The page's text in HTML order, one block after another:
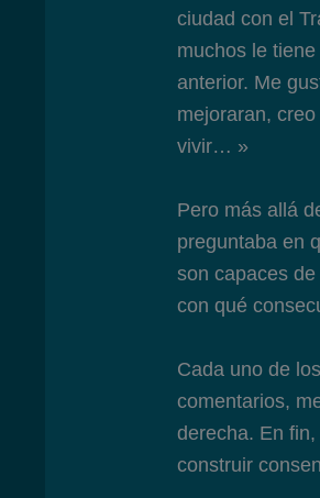
ciudad con el
muchos le
anterior. Me
mejoraran,
vivir… »
Pero más allá
preguntaba en
son capaces
con qué
Cada uno de
comentarios,
derecha. En
construir